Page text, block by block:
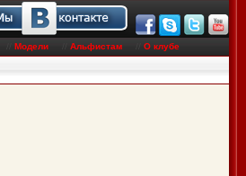
Модели Альфистам О клубе